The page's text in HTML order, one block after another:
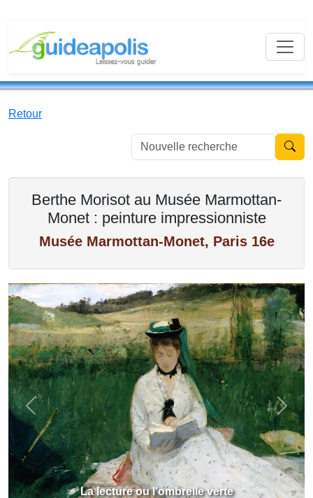
Retour
Berthe Morisot au Musée Marmottan-
Monet : peinture impressionniste
Musée Marmottan-Monet, Paris 16e
La lecture ou l'ombrelle verte
Previous Next